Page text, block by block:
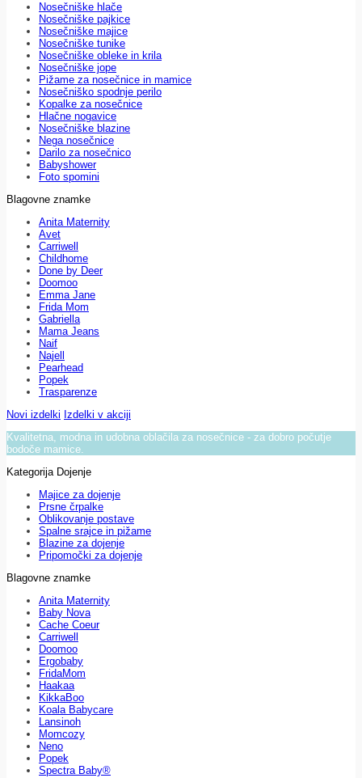
Nosečniške hlače
Nosečniške pajkice
Nosečniške majice
Nosečniške tunike
Nosečniške obleke in krila
Nosečniške jope
Pižame za nosečnice in mamice
Nosečniško spodnje perilo
Kopalke za nosečnice
Hlačne nogavice
Nosečniške blazine
Nega nosečnice
Darilo za nosečnico
Babyshower
Foto spomini
Blagovne znamke
Anita Maternity
Avet
Carriwell
Childhome
Done by Deer
Doomoo
Emma Jane
Frida Mom
Gabriella
Mama Jeans
Naif
Najell
Pearhead
Popek
Trasparenze
Novi izdelki Izdelki v akciji
Kvalitetna, modna in udobna oblačila za nosečnice - za dobro počutje
bodoče mamice.
Kategorija Dojenje
Majice za dojenje
Prsne črpalke
Oblikovanje postave
Spalne srajce in pižame
Blazine za dojenje
Pripomočki za dojenje
Blagovne znamke
Anita Maternity
Baby Nova
Cache Coeur
Carriwell
Doomoo
Ergobaby
FridaMom
Haakaa
KikkaBoo
Koala Babycare
Lansinoh
Momcozy
Neno
Popek
Spectra Baby®